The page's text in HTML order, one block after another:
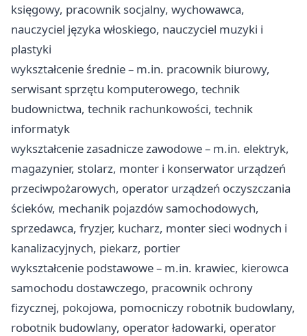
księgowy, pracownik socjalny, wychowawca,
nauczyciel języka włoskiego, nauczyciel muzyki i
plastyki
wykształcenie średnie – m.in. pracownik biurowy,
serwisant sprzętu komputerowego, technik
budownictwa, technik rachunkowości, technik
informatyk
wykształcenie zasadnicze zawodowe – m.in. elektryk,
magazynier, stolarz, monter i konserwator urządzeń
przeciwpożarowych, operator urządzeń oczyszczania
ścieków, mechanik pojazdów samochodowych,
sprzedawca, fryzjer, kucharz, monter sieci wodnych i
kanalizacyjnych, piekarz, portier
wykształcenie podstawowe – m.in. krawiec, kierowca
samochodu dostawczego, pracownik ochrony
fizycznej, pokojowa, pomocniczy robotnik budowlany,
robotnik budowlany, operator ładowarki, operator